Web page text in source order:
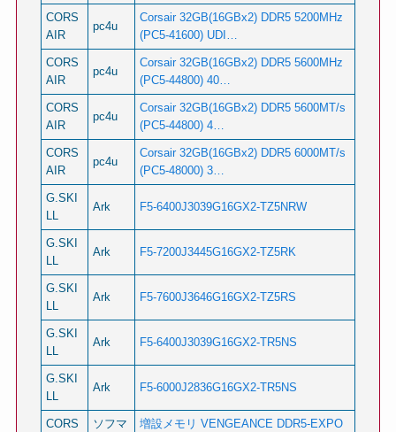
CORS
AIR
pc4u
Corsair 32GB(16GBx2) DDR5 5200MHz
(PC5-41600) UDI…
CORS
AIR
pc4u
Corsair 32GB(16GBx2) DDR5 5600MHz
(PC5-44800) 40…
CORS
AIR
pc4u
Corsair 32GB(16GBx2) DDR5 5600MT/s
(PC5-44800) 4…
CORS
AIR
pc4u
Corsair 32GB(16GBx2) DDR5 6000MT/s
(PC5-48000) 3…
G.SKI
LL
Ark F5-6400J3039G16GX2-TZ5NRW
G.SKI
LL
Ark F5-7200J3445G16GX2-TZ5RK
G.SKI
LL
Ark F5-7600J3646G16GX2-TZ5RS
G.SKI
LL
Ark F5-6400J3039G16GX2-TR5NS
G.SKI
LL
Ark F5-6000J2836G16GX2-TR5NS
CORS
ソフマ
増設メモリ VENGEANCE DDR5-EXPO